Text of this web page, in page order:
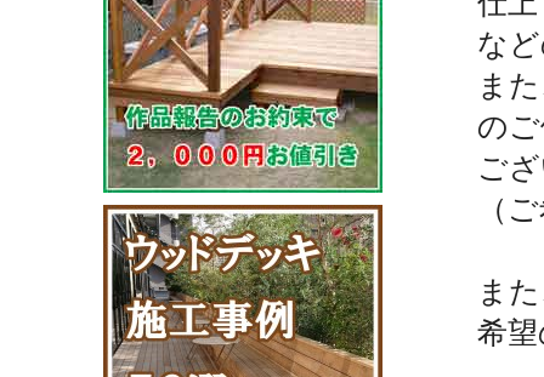
な
ま
の
ご
（
ま
希